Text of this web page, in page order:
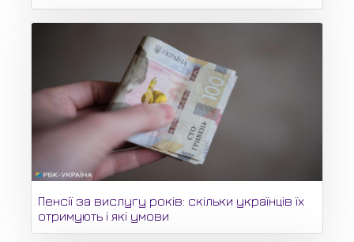
Пенсії за вислугу років: скільки українців їх
отримують і які умови